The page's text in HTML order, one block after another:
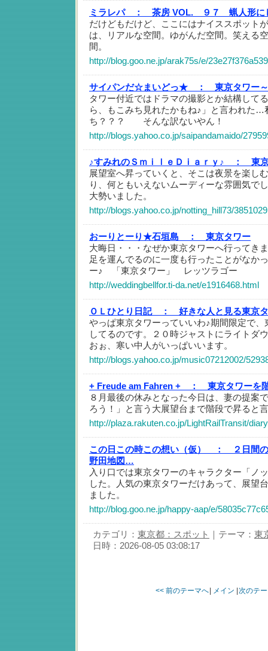
ミラレパ ：
茶房 VOL. ９７ 蝋人形に
だけどもだけど、ここにはナイススポット
は、リアルな空間。ゆがんだ空間。笑える
間。
http://blog.goo.ne.jp/arak75s/e/
サイパンだ☆まいどっ★ ：
東京タワー
タワー付近ではドラマの撮影とか結構して
ら、もこみち見れたかもね♪」と言われた…
ち？？？ そんな訳ないやん！
http://blogs.yahoo.co.jp/saipandamaido/
♪すみれのＳｍｉｌｅＤｉａｒｙ♪ ：
東
展望室へ昇っていくと、そこは夜景を楽し
り、何ともいえないムーディーな雰囲気で
大勢いました。
http://blogs.yahoo.co.jp/notting_hill73/
おーりとーり★石垣島 ：
東京タワー
大晦日・・・なぜか東京タワーへ行ってき
足を運んでるのに一度も行ったことがな
ー♪ 「東京タワー」 レッツラゴー
http://weddingbellfor.ti-da.net/e1916468.html
ＯＬひとり日記 ：
好きな人と見る東
やっぱ東京タワーっていいわ♪期間限定で
してるのです。２０時ジャストにライトダ
おぉ、寒い中人がいっぱいいます。
http://blogs.yahoo.co.jp/music07212002/
+ Freude am Fahren + ：
東京タワーを
８月最後の休みとなった今日は、妻の提案
ろう！」と言う大展望台まで階段で昇ると
http://plaza.rakuten.co.jp/LightRailTransit/
この日この時この想い（仮） ：
２日間
野田地図…
入り口では東京タワーのキャラクター「ノ
した。人気の東京タワーだけあって、展望
ました。
http://blog.goo.ne.jp/happy-aap/e/
カテゴリ： 東京都：スポット ｜テーマ： 東
日時：2026-08-05 03:08:17
<< 前のテーマへ メイン 次のテ